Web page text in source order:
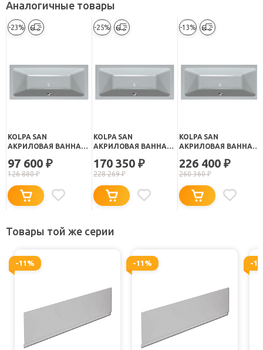
Аналогичные товары
-23%
KOLPA SAN
АКРИЛОВАЯ ВАННА
97 600 ₽
126 880₽
-25%
KOLPA SAN
АКРИЛОВАЯ ВАННА
170X80
170 350 ₽
228 269₽
-13%
KOLPA SAN
АКРИЛОВАЯ ВАННА
170X80
226 400 ₽
260 360₽
Товары той же серии
-11% -11% -